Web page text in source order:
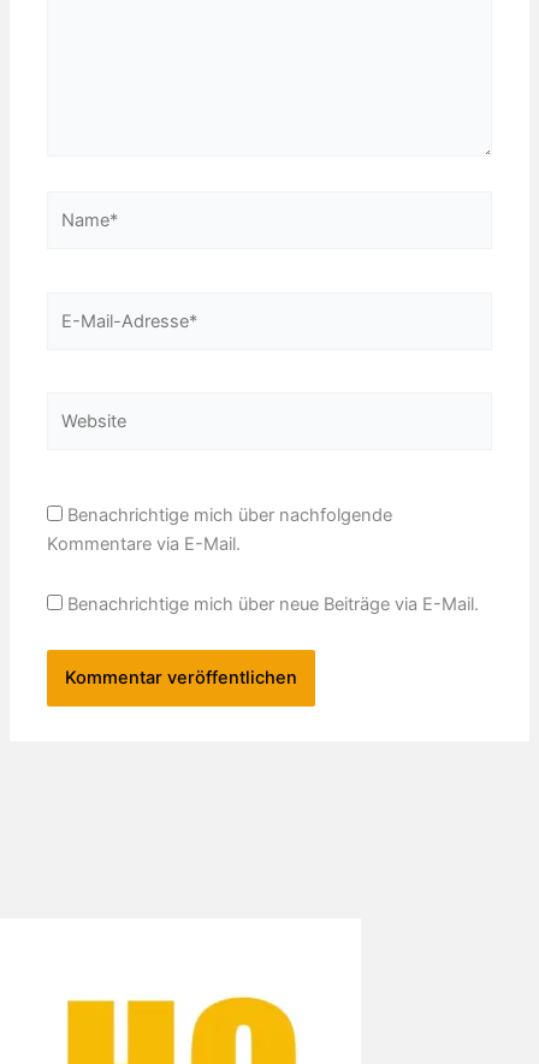
Mail-
Benachrichtige mich über nachfolgende
Kommentare via E-Mail.
Benachrichtige mich über neue Beiträge via E-Mail.